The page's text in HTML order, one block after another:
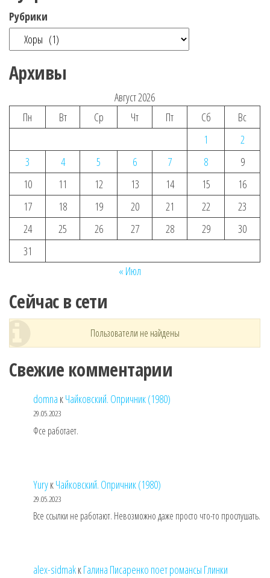
Рубрики
Архивы
Август 2026
Пн
Вт Ср Чт Пт Сб
Вс
1
2
3
4 5 6 7 8
9
10
11 12 13 14 15
16
17
18 19 20 21 22
23
24
25 26 27 28 29
30
31
« Июл
Сейчас в сети
Пользователи не найдены
Свежие комментарии
domna кЧайковский. Опричник (1980)
29.05.2023
Фсе работает.
YuryкЧайковский. Опричник (1980)
29.05.2023
Все ссылки не работают. Невозможно даже просто что-то прослушать.
alex-sidmakкГалина Писаренко поет романсы Глинки